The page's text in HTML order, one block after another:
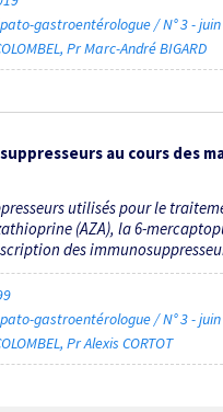
gastroentérologue / N° 3 -
Pr Marc-André BIGARD
au cours des
utilisés pour le
(AZA), la 6-
des
gastroentérologue / N° 3 -
Pr Alexis CORTOT